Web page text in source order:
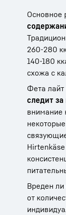
Основное
260-280
140-180
схожа с
Фета
следит
внимание
Вреден ли
от